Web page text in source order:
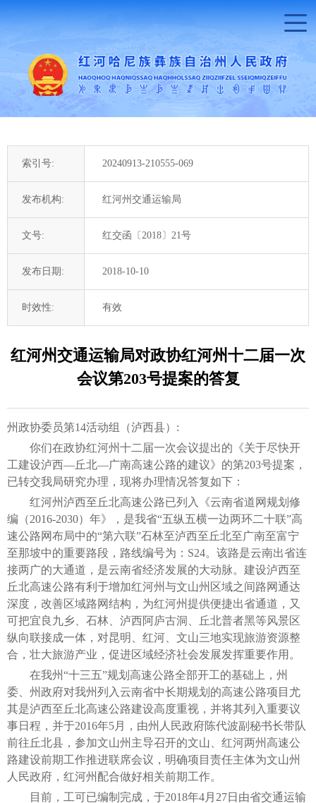
索引号: 20240913-210555-069
发布机构: 红河州交通运输局
文号: 红交函〔2018〕21号
发布日期: 2018-10-10
时效性: 有效
红河州交通运输局对政协红河州十二届一次
会议第203号提案的答复
州政协委员第14活动组（泸西县）:
你们在政协红河州十二届一次会议提出的《关于尽快开
工建设泸西—丘北—广南高速公路的建议》的第203号提案，
已转交我局研究办理，现将办理情况答复如下：
红河州泸西至丘北高速公路已列入《云南省道网规划修
编（2016-2030）年》，是我省“五纵五横一边两环二十联”高
速公路网布局中的“第六联”石林至泸西至丘北至广南至富宁
至那坡中的重要路段，路线编号为：S24。该路是云南出省连
接两广的大通道，是云南省经济发展的大动脉。建设泸西至
丘北高速公路有利于增加红河州与文山州区域之间路网通达
深度，改善区域路网结构，为红河州提供便捷出省通道，又
可把宜良九乡、石林、泸西阿庐古洞、丘北普者黑等风景区
纵向联接成一体，对昆明、红河、文山三地实现旅游资源整
合，壮大旅游产业，促进区域经济社会发展发挥重要作用。
在我州“十三五”规划高速公路全部开工的基础上，州
委、州政府对我州列入云南省中长期规划的高速公路项目尤
其是泸西至丘北高速公路建设高度重视，并将其列入重要议
事日程，并于2016年5月，由州人民政府陈代波副秘书长带队
前往丘北县，参加文山州主导召开的文山、红河两州高速公
路建设前期工作推进联席会议，明确项目责任主体为文山州
人民政府，红河州配合做好相关前期工作。
目前，工可已编制完成，于2018年4月27日由省交通运输